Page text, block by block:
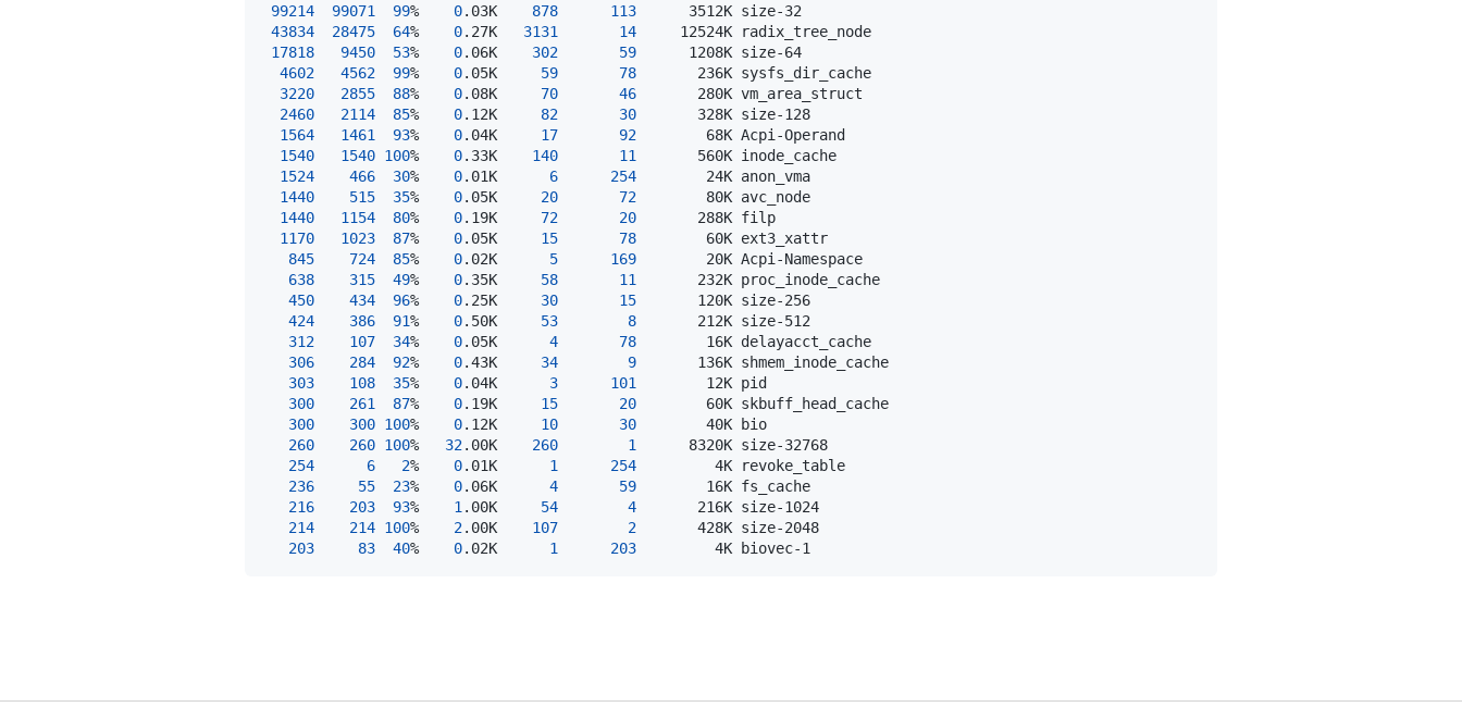
99214
99071 99% 0.03K 878 113
43834
28475 64% 0.27K 3131 14
17818
9450 53% 0.06K 302 59
4602
4562 99% 0.05K 59 78
3220
2855 88% 0.08K 70 46
2460
2114 85% 0.12K 82 30
1564
1461 93% 0.04K 17 92
1540
1540 100% 0.33K 140 11
1524
466 30% 0.01K 6 254
1440
515 35% 0.05K 20 72
1440
1154 80% 0.19K 72 20
1170
1023 87% 0.05K 15 78
845
724 85% 0.02K 5 169
638
315 49% 0.35K 58 11
450
434 96% 0.25K 30 15
424
386 91% 0.50K 53 8
312
107 34% 0.05K 4 78
306
284 92% 0.43K 34 9
303
108 35% 0.04K 3 101
300
261 87% 0.19K 15 20
300
300 100% 0.12K 10 30
260
260 100% 32.00K 260 1
254
6 2% 0.01K 1 254
236
55 23% 0.06K 4 59
216
203 93% 1 .00K 54 4
214
214 100% 2.00K 107 2
203
83 40% 0.02K 1 203